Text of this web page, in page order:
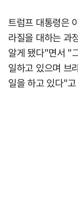
트럼프 대통령은
라질을 대하는 과
알게 됐다"면서 "
일하고 있으며 브
일을 하고 있다"